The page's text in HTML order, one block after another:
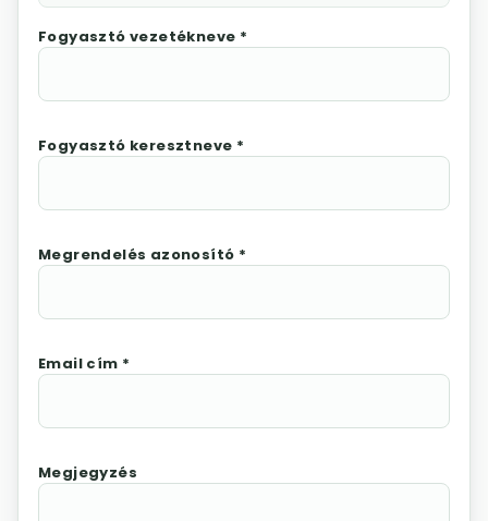
Fogyasztó vezetékneve *
Fogyasztó keresztneve *
Megrendelés azonosító *
Email cím *
Megjegyzés